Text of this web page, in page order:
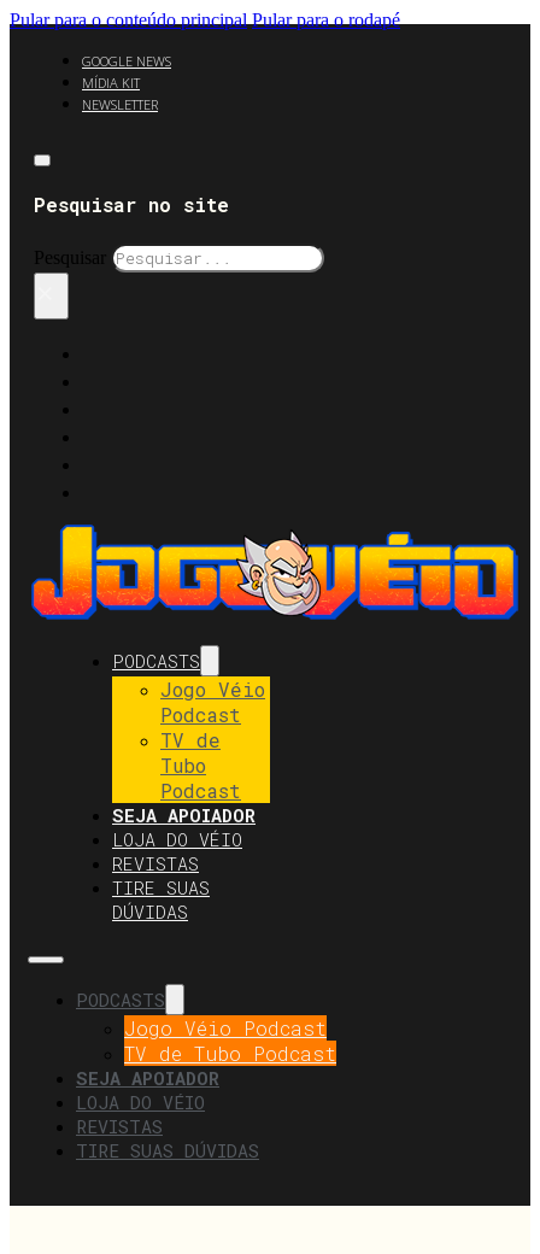
Pular para o conteúdo principal Pular para o rodapé
GOOGLE NEWS
MÍDIA KIT
NEWSLETTER
Pesquisar no site
Pesquisar
PODCASTS
Jogo Véio
Podcast
TV de
Tubo
Podcast
SEJA APOIADOR
LOJA DO VÉIO
REVISTAS
TIRE SUAS
DÚVIDAS
PODCASTS
Jogo Véio Podcast
TV de Tubo Podcast
SEJA APOIADOR
LOJA DO VÉIO
REVISTAS
TIRE SUAS DÚVIDAS